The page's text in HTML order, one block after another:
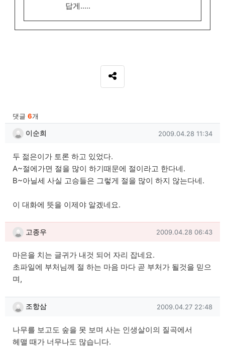
답게.....
SNS 공유
댓글 6개
이순희님의 댓글
이순희 작성일
2009.04.28 11:34
두 젊은이가 토론 하고 있었다.
A~절에가면 절을 많이 하기때문에 절이라고 한다네.
B~아닐세 사실 고승들은 그렇게 절을 많이 하지 않는다네.
이 대화에 뜻을 이제야 알겠네요.
고종우님의 댓글
고종우 작성일
2009.04.28 06:43
마은을 치는 글귀가 내것 되어 자리 잡네요.
초파일에 부처님께 절 하는 마음 마다 곧 부처가 될것을 믿으
며,
조항삼님의 댓글
조항삼 작성일
2009.04.27 22:48
나무를 보고도 숲을 못 보며 사는 인생살이의 질곡에서
헤맬 때가 너무나도 많습니다.